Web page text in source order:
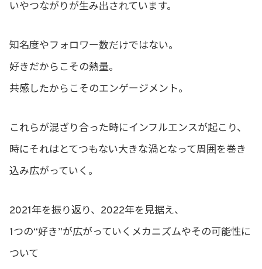
いやつながりが生み出されています。
知名度やフォロワー数だけではない。
好きだからこその熱量。
共感したからこそのエンゲージメント。
これらが混ざり合った時にインフルエンスが起こり、
時にそれはとてつもない大きな渦となって周囲を巻き
込み広がっていく。
2021年を振り返り、2022年を見据え、
1つの“好き”が広がっていくメカニズムやその可能性に
ついて